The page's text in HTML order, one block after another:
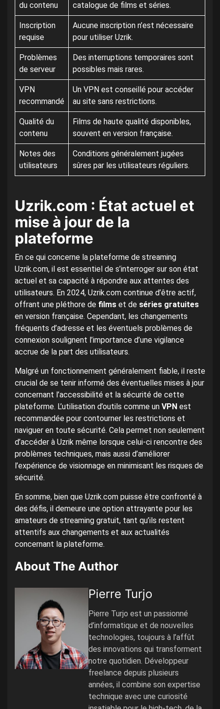
du contenu
catalogue de films et séries.
Inscription
requise
Aucune inscription n’est nécessaire
pour utiliser Uzrik.
Problèmes
de serveur
Des interruptions temporaires sont
possibles mais rares.
VPN
recommandé
Un VPN est conseillé pour accéder
au site sans restrictions.
Qualité du
contenu
Films de haute qualité disponibles,
souvent en version française.
Notes des
utilisateurs
Conditions généralement jugées
sûres par les utilisateurs réguliers.
Uzrik.com : État actuel et
mise à jour de la
plateforme
En ce qui concerne la plateforme de streaming
Uzrik.com, il est essentiel de s’interroger sur son état
actuel et sa capacité à répondre aux attentes des
utilisateurs. En 2024, Uzrik.com continue d’être actif,
offrant une pléthore de films et de séries gratuites
en version française. Cependant, les changements
fréquents d’adresse et les éventuels problèmes de
connexion soulignent l’importance d’une vigilance
accrue de la part des utilisateurs.
Malgré un fonctionnement généralement fiable, il reste
crucial de se tenir informé des éventuelles mises à jour
concernant l’accessibilité et la sécurité de cette
plateforme. L’utilisation d’outils comme un VPN est
recommandée pour contourner les restrictions et
naviguer en toute sécurité. Cela permet non seulement
d’accéder à Uzrik même lorsque celui-ci rencontre des
problèmes techniques, mais aussi d’améliorer
l’expérience de visionnage en minimisant les risques de
sécurité.
En somme, bien que Uzrik.com puisse être confronté à
des défis, il demeure une option attrayante pour les
amateurs de streaming gratuit, tant qu’ils restent
attentifs aux changements et aux actualités
concernant la plateforme.
About The Author
Pierre Turjo
Pierre Turjo est un passionné
d’informatique et de nouvelles
technologies, toujours à l’affût
des innovations qui transforment
notre quotidien. Développeur
freelance depuis plusieurs
années, il combine son expertise
technique avec une curiosité